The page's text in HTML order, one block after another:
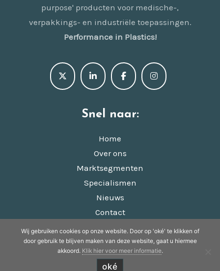
purpose' producten voor medische-,
verpakkings- en industriële toepassingen.
Performance in Plastics!
Snel naar:
Home
Over ons
Marktsegmenten
Specialismen
Nieuws
Contact
© Copyright 2022 - 2026 Appkuns· Alle rechten
voorbehouden
Ontwikkeling door
Wij gebruiken cookies op onze website. Door op 'oké' te klikken of
door gebruik te blijven maken van deze website, gaat u hiermee
akkoord. Klik hier voor meer informatie.
oké